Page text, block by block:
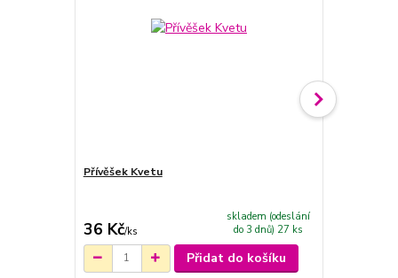
Přívěšek Kvetu
36 Kč/ks
skladem (odeslání
do 3 dnů) 27 ks
Přidat do košíku